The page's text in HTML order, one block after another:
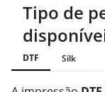
Tipo de
DTF Silk